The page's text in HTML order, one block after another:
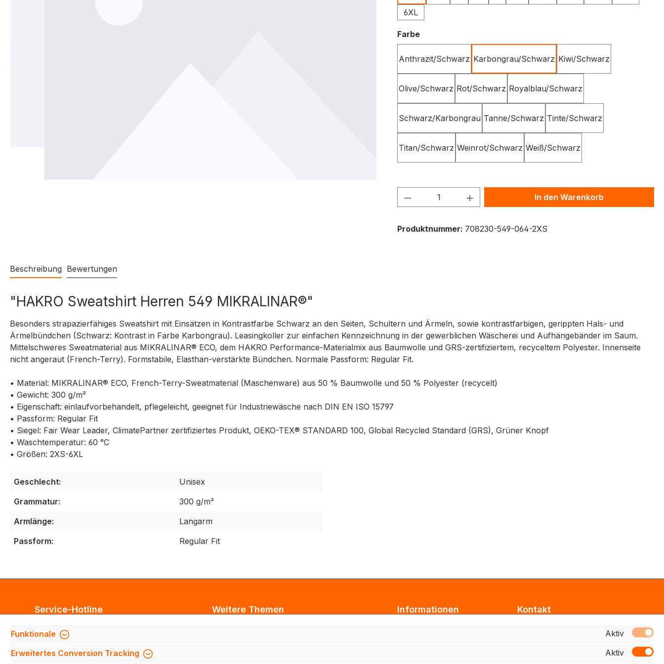
6XL
Farbeauswählen
Anthrazit/Schwarz Karbongrau/Schwarz Kiwi/Schwarz
Olive/Schwarz Rot/Schwarz Royalblau/Schwarz
Schwarz/Karbongrau Tanne/Schwarz Tinte/Schwarz
Titan/Schwarz Weinrot/Schwarz Weiß/Schwarz
Produkt Anzahl: Gib den gewünschten Wert
In den Warenkorb
Produktnummer: 708230-549-064-2XS
Beschreibung Bewertungen
"HAKRO Sweatshirt Herren 549 MIKRALINAR®"
Besonders strapazierfähiges Sweatshirt mit Einsätzen in Kontrastfarbe Schwarz an den Seiten, Schultern und Ärmeln, sowie kontrastfarbigen, gerippten Hals- und
Ärmelbündchen (Schwarz: Kontrast in Farbe Karbongrau). Leasingkoller zur einfachen Kennzeichnung in der gewerblichen Wäscherei und Aufhängebänder im Saum.
Mittelschweres Sweatmaterial aus MIKRALINAR® ECO, dem HAKRO Performance-Materialmix aus Baumwolle und GRS-zertifiziertem, recyceltem Polyester. Innenseite
nicht angeraut (French-Terry). Formstabile, Elasthan-verstärkte Bündchen. Normale Passform: Regular Fit.
• Material: MIKRALINAR® ECO, French-Terry-Sweatmaterial (Maschenware) aus 50 % Baumwolle und 50 % Polyester (recycelt)
• Gewicht: 300 g/m²
• Eigenschaft: einlaufvorbehandelt, pflegeleicht, geeignet für Industriewäsche nach DIN EN ISO 15797
• Passform: Regular Fit
• Siegel: Fair Wear Leader, ClimatePartner zertifiziertes Produkt, OEKO-TEX® STANDARD 100, Global Recycled Standard (GRS), Grüner Knopf
• Waschtemperatur: 60 °C
• Größen: 2XS-6XL
Geschlecht:
Unisex
Grammatur:
300 g/m²
Armlänge:
Langarm
Passform:
Regular Fit
Service-Hotline Weitere Themen Informationen Kontakt
Funktionale
Aktiv
Erweitertes Conversion Tracking
Aktiv